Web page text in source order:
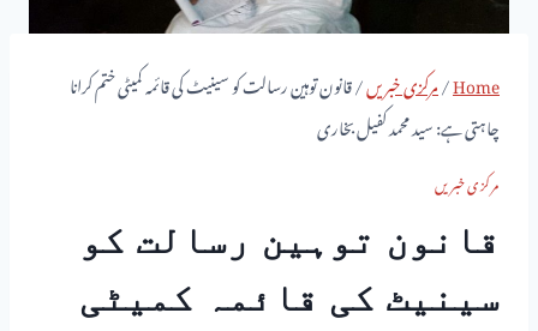
Home
/مرکزی خبریں/قانون توہین رسالت کو سینیٹ کی قائمہ کمیٹی ختم کرانا
چاہتی ہے: سید محمد کفیل بخاری
مرکزی خبریں
قانون توہین رسالت کو
سینیٹ کی قائمہ کمیٹی